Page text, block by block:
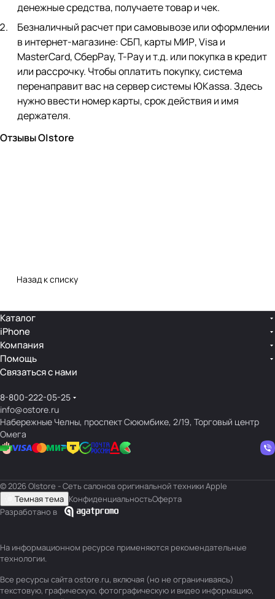
денежные средства, получаете товар и чек.
Безналичный расчет при самовывозе или оформлении
в интернет-магазине: СБП, карты МИР, Visa и
MasterCard, СберPay, Т-Pay и т.д. или покупка в кредит
или рассрочку. Чтобы оплатить покупку, система
перенаправит вас на сервер системы ЮKassa. Здесь
нужно ввести номер карты, срок действия и имя
держателя.
Отзывы O|store
Назад к списку
Каталог
iPhone
Компания
Помощь
Связаться с нами
8-800-222-05-25
info@ostore.ru
Набережные Челны, проспект Сююмбике, 2/19, Торговый центр
Омега
© 2026 O|store - Сеть салонов оригинальной техники Apple
Темная тема КонфиденциальностьОферта
Разработано в
На информационном ресурсе применяются рекомендательные
технологии.
Все ресурсы сайта ostore.ru, включая (но не ограничиваясь)
текстовую, графическую, фотографическую и видео информацию,